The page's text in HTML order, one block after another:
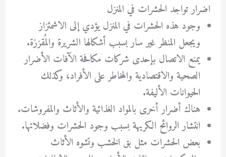
اضرار تواجد الحشرات في المنزل
وجود هذه الحشرات في المنزل يؤدي إلى الاشمئزاز
ويجعل المنظر غير سار بسبب أشكالها الشريرة والمُقززة.
يمنع الاتصال بإحدى شركات مكافحة الآفات الأضرار
الصحية والاقتصادية والمخاطر على الأفراد، وكذلك
الحيوانات الأليفة.
هناك أضرار أخرى بالمواد الغذائية والأثاث والمفروشات.
انتشار الروائح الكريهة بسبب وجود الحشرات وفضلاتها.
بعض الحشرات مثل بق الخشب وتشوه الأثاث